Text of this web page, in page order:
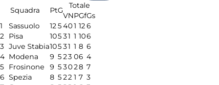
Squadra
PtG
Totale
VNPGfGs
1
Sassuolo 125401 126
2
Pisa 10531 1 106
3 Juve Stabia10531 1 8 6
4 Modena 9 523 06 4
5
Frosinone 9 53028 7
6 Spezia 8 522 1 7 3